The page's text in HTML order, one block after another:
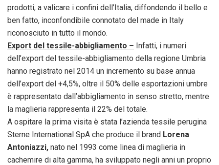
prodotti, a valicare i confini dell’Italia, diffondendo il bello e
ben fatto, inconfondibile connotato del made in Italy
riconosciuto in tutto il mondo.
Export del tessile-abbigliamento – Infatti, i numeri
dell’export del tessile-abbigliamento della regione Umbria
hanno registrato nel 2014 un incremento su base annua
dell’export del +4,5%, oltre il 50% delle esportazioni umbre
è rappresentato dall’abbigliamento in senso stretto, mentre
la maglieria rappresenta il 22% del totale.
A ospitare la prima visita è stata l’azienda tessile perugina
Sterne International SpA che produce il brand Lorena
Antoniazzi, nato nel 1993 come linea di maglieria in
cachemire di alta gamma, ha sviluppato negli anni un proprio